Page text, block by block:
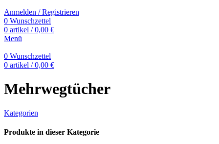
Anmelden / Registrieren
0 Wunschzettel
0 artikel / 0,00 €
Menü
0 Wunschzettel
0 artikel / 0,00 €
Mehrwegtücher
Kategorien
Produkte in dieser Kategorie